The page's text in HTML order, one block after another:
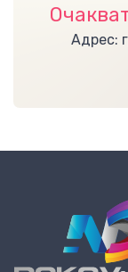
Адрес: